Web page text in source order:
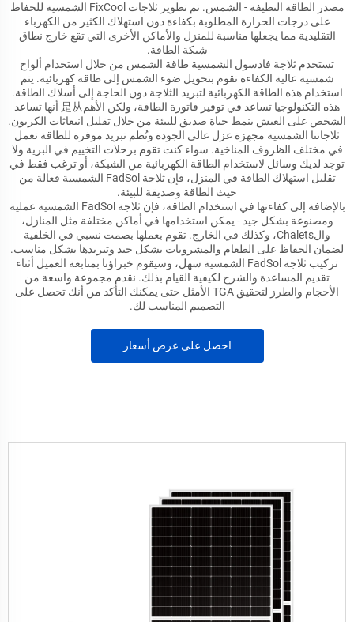
مصدر الطاقة النظيفة - الشمس. تم تطوير ثلاجات FixCool الشمسية للحفاظ
على درجات الحرارة المطلوبة بكفاءة دون استهلاك الكثير من الكهرباء
التقليدية مما يجعلها مناسبة للمنزل والأماكن الأخرى التي تقع خارج نطاق
شبكة الطاقة.
تستخدم ثلاجة فادسول الشمسية طاقة الشمس من خلال استخدام ألواح
شمسية عالية الكفاءة تقوم بتحويل ضوء الشمس إلى طاقة كهربائية. يتم
استخدام هذه الطاقة الكهربائية لتبريد الثلاجة دون الحاجة إلى أسلاك الطاقة.
هذه التكنولوجيا تساعد في توفير فاتورة الطاقة، ولكن الأهم是从 أنها تساعد
الشخص على العيش بنمط حياة صديق للبيئة من خلال تقليل انبعاثات الكربون.
ثلاجاتنا الشمسية مجهزة عزل عالي الجودة ونُظم تبريد موفرة للطاقة تعمل
في مختلف الظروف المناخية. سواء كنت تقوم برحلات التخييم في البرية ولا
توجد لديك وسائل لاستخدام الطاقة الكهربائية من الشبكة، أو ترغب فقط في
تقليل استهلاك الطاقة في المنزل، فإن ثلاجة FadSol الشمسية فعالة من
حيث الطاقة وصديقة للبيئة.
بالإضافة إلى كفاءتها في استخدام الطاقة، فإن ثلاجة FadSol الشمسية عملية
ومصنوعة بشكل جيد - يمكن استخدامها في أماكن مختلفة مثل المنازل،
والChalets، وكذلك في الخارج. تقوم بعملها بصمت نسبي في الخلفية
لضمان الحفاظ على الطعام والمشروبات بشكل جيد وتبريدها بشكل مناسب.
تركيب ثلاجة FadSol الشمسية سهل، وسيقوم خبراؤنا بمتابعة العميل أثناء
تقديم المساعدة والشرح لكيفية القيام بذلك. نقدم مجموعة واسعة من
الأحجام والطرز لتحقيق TGA الأمثل حتى يمكنك التأكد من أنك تحصل على
التصميم المناسب لك.
احصل على عرض أسعار